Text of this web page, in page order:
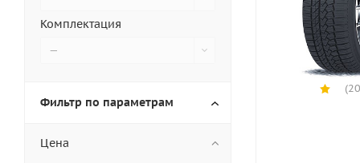
Комплектация
—
Фильтр по параметрам
Цена